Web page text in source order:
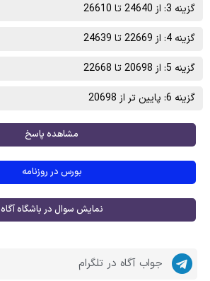
گزینه 3: از 24640 تا 26610
گزینه 4: از 22669 تا 24639
گزینه 5: از 20698 تا 22668
گزینه 6: پایین تر از 20698
مشاهده پاسخ
بورس در روزنامه
نمایش سوال در باشگاه آگاه
جواب آگاه در تلگرام